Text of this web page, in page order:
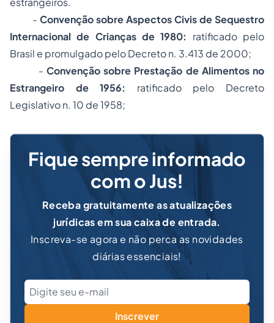
- Convenção sobre Aspectos Civis de Sequestro
Internacional de Crianças de 1980: ratificado pelo
Brasil e promulgado pelo Decreto n. 3.413 de 2000;
- Convenção sobre Prestação de Alimentos no
Estrangeiro de 1956: ratificado pelo Decreto
Legislativo n. 10 de 1958;
Fique sempre informado
com o Jus!
Receba gratuitamente as atualizações
jurídicas em sua caixa de entrada.
Inscreva-se agora e não perca as novidades
diárias essenciais!
Inscrever